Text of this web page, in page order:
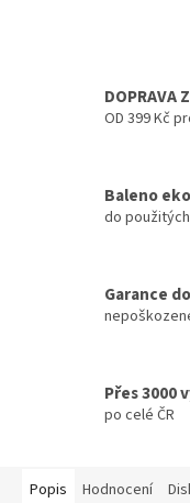
DOPRAVA
OD 399 Kč
Baleno
do
Garance
Přes 3000
po celé ČR
Popis Hodnocení